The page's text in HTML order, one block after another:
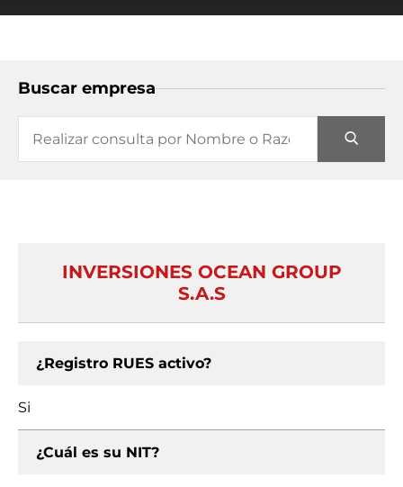
Buscar empresa
INVERSIONES OCEAN GROUP
S.A.S
¿Registro RUES activo?
Si
¿Cuál es su NIT?